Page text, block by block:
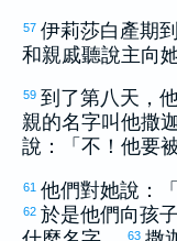
57 伊莉莎白 產期
和親戚聽說主向
59 到了第八天，
親的名字叫他撒
說：「不！他要
61 他們對她說：
62 於是他們向孩
63